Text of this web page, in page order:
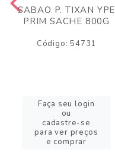
SABAO P. TIXAN YPE
PRIM SACHE 800G
Código: 54731
Faça seu login
ou
cadastre-se
para ver preços
e comprar